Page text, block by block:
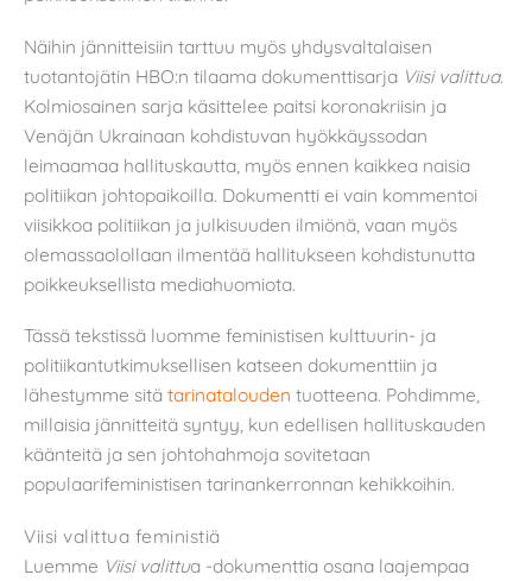
Näihin jännitteisiin tarttuu myös yhdysvaltalaisen
tuotantojätin HBO:n tilaama dokumenttisarja Viisi valittua.
Kolmiosainen sarja käsittelee paitsi koronakriisin ja
Venäjän Ukrainaan kohdistuvan hyökkäyssodan
leimaamaa hallituskautta, myös ennen kaikkea naisia
politiikan johtopaikoilla. Dokumentti ei vain kommentoi
viisikkoa politiikan ja julkisuuden ilmiönä, vaan myös
olemassaolollaan ilmentää hallitukseen kohdistunutta
poikkeuksellista mediahuomiota.
Tässä tekstissä luomme feministisen kulttuurin- ja
politiikantutkimuksellisen katseen dokumenttiin ja
lähestymme sitä tarinatalouden tuotteena. Pohdimme,
millaisia jännitteitä syntyy, kun edellisen hallituskauden
käänteitä ja sen johtohahmoja sovitetaan
populaarifeministisen tarinankerronnan kehikkoihin.
Viisi valittua feministiä
Luemme Viisi valittua -dokumenttia osana laajempaa